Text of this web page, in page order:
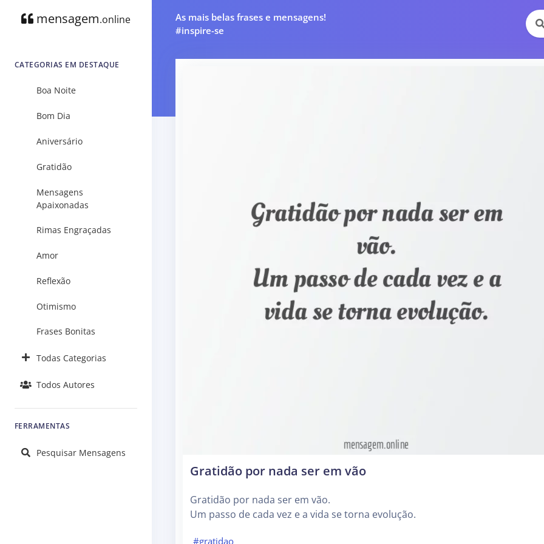
mensagem.online
CATEGORIAS EM DESTAQUE
Boa Noite
Bom Dia
Aniversário
Gratidão
Mensagens
Apaixonadas
Rimas Engraçadas
Amor
Reflexão
Otimismo
Frases Bonitas
Todas Categorias
Todos Autores
FERRAMENTAS
Pesquisar Mensagens
As mais belas frases e mensagens!
#inspire-se
Gratidão por nada ser em vão
Gratidão por nada ser em vão.
Um passo de cada vez e a vida se torna evolução.
#gratidao